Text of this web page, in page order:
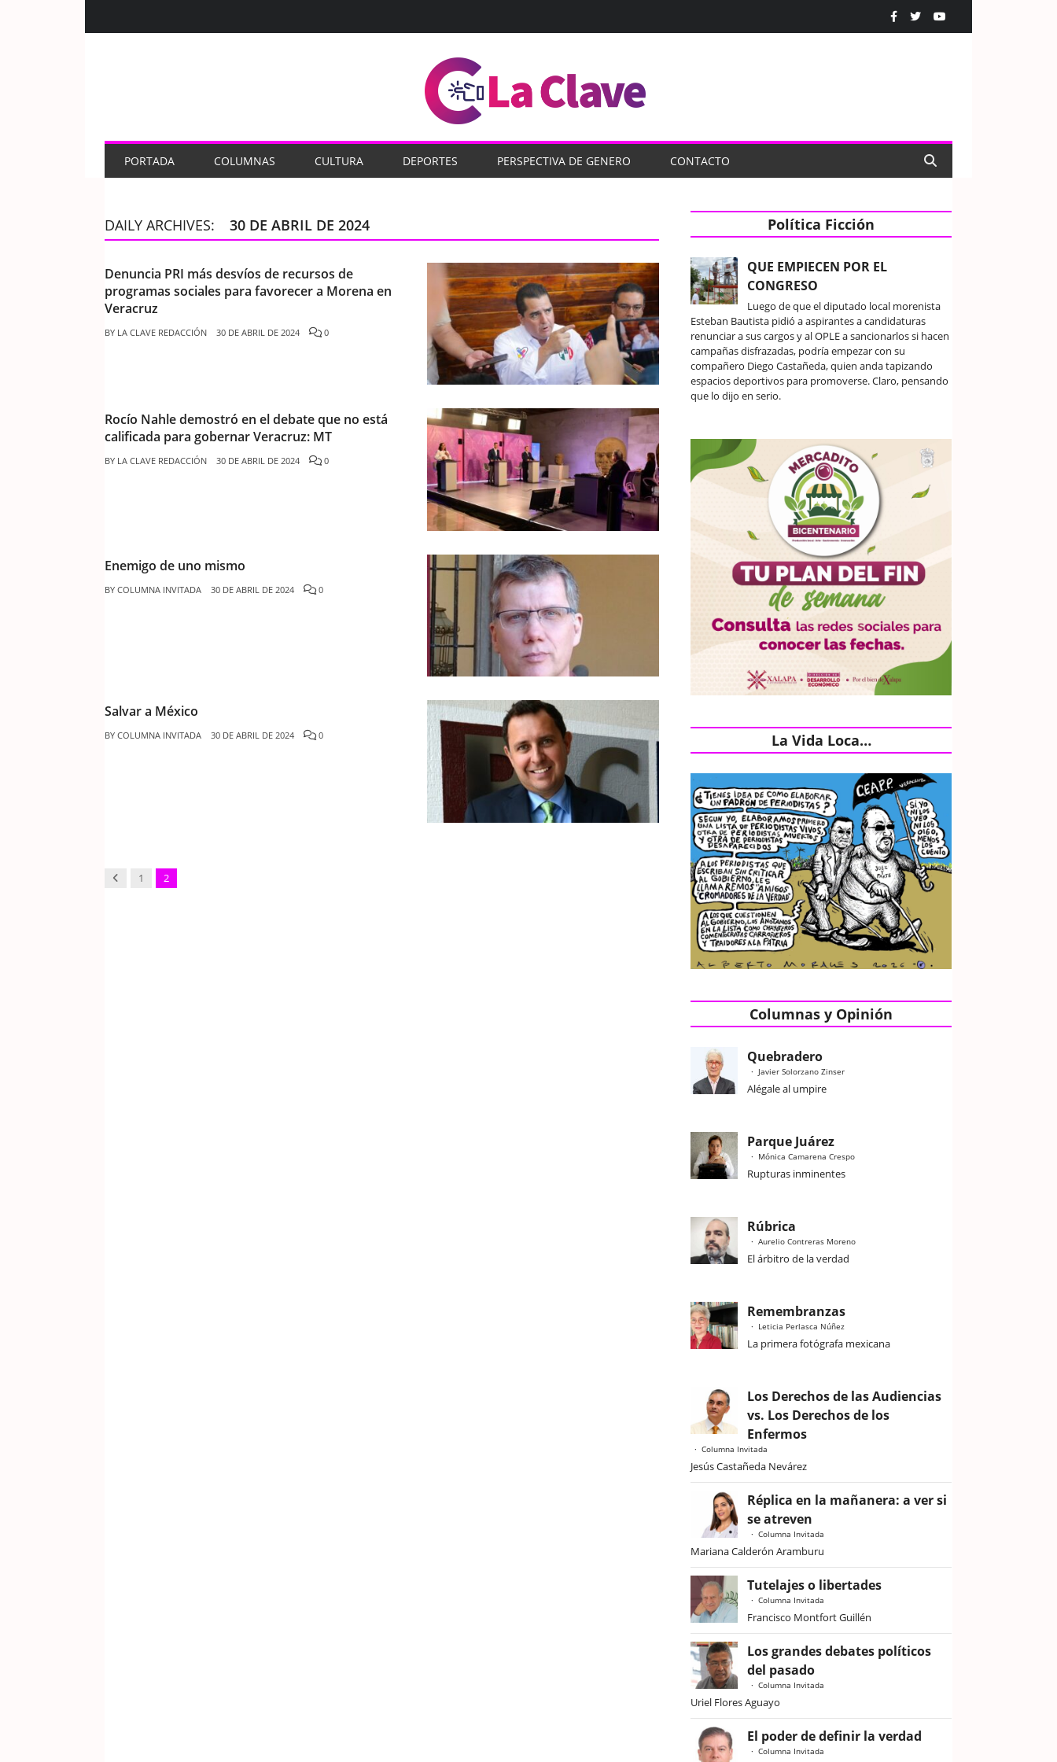
PORTADA COLUMNAS CULTURA DEPORTES PERSPECTIVA DE GENERO CONTACTO
DAILY ARCHIVES: 30 DE ABRIL DE 2024
Denuncia PRI más desvíos de recursos de
programas sociales para favorecer a Morena en
Veracruz
BY LA CLAVE REDACCIÓN 30 DE ABRIL DE 2024 0
Rocío Nahle demostró en el debate que no está
calificada para gobernar Veracruz: MT
BY LA CLAVE REDACCIÓN 30 DE ABRIL DE 2024 0
Enemigo de uno mismo
BY COLUMNA INVITADA 30 DE ABRIL DE 2024 0
Salvar a México
BY COLUMNA INVITADA 30 DE ABRIL DE 2024 0
Previous
1 2
Política Ficción
QUE EMPIECEN POR EL
CONGRESO
Luego de que el diputado local morenista
Esteban Bautista pidió a aspirantes a candidaturas
renunciar a sus cargos y al OPLE a sancionarlos si hacen
campañas disfrazadas, podría empezar con su
compañero Diego Castañeda, quien anda tapizando
espacios deportivos para promoverse. Claro, pensando
que lo dijo en serio.
La Vida Loca…
Columnas y Opinión
Quebradero
Javier Solorzano Zinser
Alégale al umpire
Parque Juárez
Mónica Camarena Crespo
Rupturas inminentes
Rúbrica
Aurelio Contreras Moreno
El árbitro de la verdad
Remembranzas
Leticia Perlasca Núñez
La primera fotógrafa mexicana
Los Derechos de las Audiencias
vs. Los Derechos de los
Enfermos
Columna Invitada
Jesús Castañeda Nevárez
Réplica en la mañanera: a ver si
se atreven
Columna Invitada
Mariana Calderón Aramburu
Tutelajes o libertades
Columna Invitada
Francisco Montfort Guillén
Los grandes debates políticos
del pasado
Columna Invitada
Uriel Flores Aguayo
El poder de definir la verdad
Columna Invitada